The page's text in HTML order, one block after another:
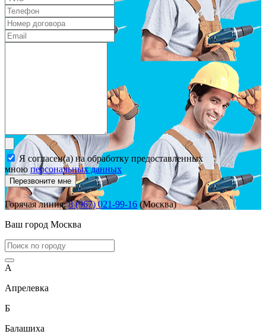
Я согласен(а) на обработку предоставленных
мною персональных данных
Перезвоните мне
Горячая линия:8 (967) 021-99-16 (Москва)
Ваш город Москва
А
Апрелевка
Б
Балашиха